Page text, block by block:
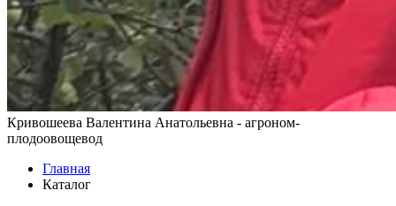
Кривошеева Валентина Анатольевна - агроном-
плодоовощевод
Главная
Каталог